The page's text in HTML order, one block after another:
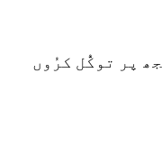
پر توکُّل کرُوں